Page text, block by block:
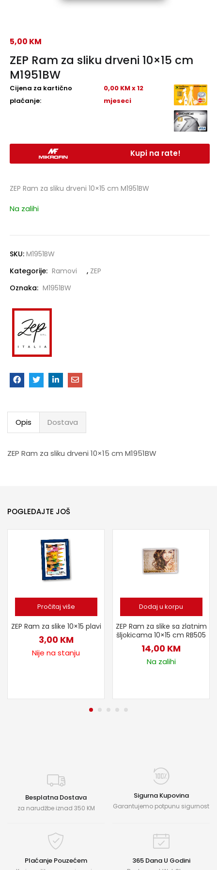
ZEP Ram za sliku drveni 10×15 cm
M1951BW
5,00 KM
Cijena za kartično
plaćanje:
0,00 KM x 12
mjeseci
Kupi na rate!
ZEP Ram za sliku drveni 10×15 cm M1951BW
Na zalihi
SKU: M1951BW
Kategorije: Ramovi , ZEP
Oznaka: M1951BW
Opis Dostava
ZEP Ram za sliku drveni 10×15 cm M1951BW
POGLEDAJTE JOŠ
Pročitaj više
ZEP Ram za slike 10×15 plavi
3,00 KM
Nije na stanju
Dodaj u korpu
ZEP Ram za slike sa zlatnim
šljokicama 10×15 cm RB505
14,00 KM
Na zalihi
Besplatna Dostava
za narudžbe iznad 350 KM
Sigurna Kupovina
Garantujemo potpunu sigurnost
Plaćanje Pouzećem 365 Dana U Godini